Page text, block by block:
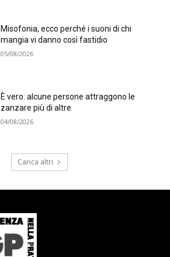
Misofonia, ecco perché i suoni di chi
mangia vi danno così fastidio
05/08/2026
È vero: alcune persone attraggono le
zanzare più di altre
04/08/2026
Carica altri